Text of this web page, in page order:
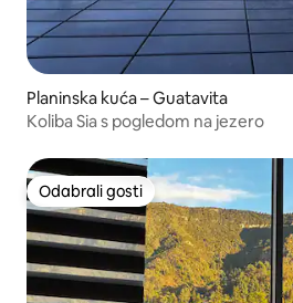
Planinska kuća – Guatavita
Koliba Sia s pogledom na jezero
Odabrali gosti
Odabrali gosti